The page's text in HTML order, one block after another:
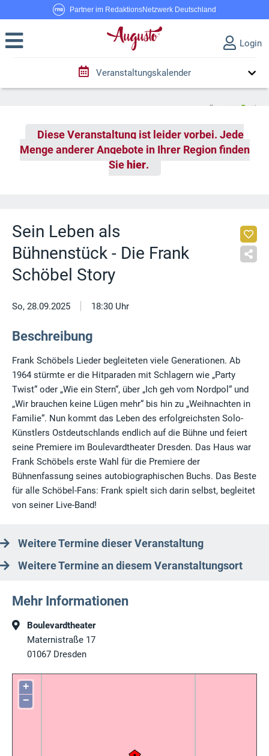
Partner im RedaktionsNetzwerk Deutschland
Login
Veranstaltungskalender
Diese Veranstaltung ist leider vorbei. Jede
Menge anderer Angebote in Ihrer Region finden
Sie hier.
Sein Leben als
Bühnenstück - Die Frank
Schöbel Story
So, 28.09.2025 | 18:30 Uhr
Beschreibung
Frank Schöbels Lieder begleiteten viele Generationen. Ab
1964 stürmte er die Hitparaden mit Schlagern wie „Party
Twist“ oder „Wie ein Stern“, über „Ich geh vom Nordpol“ und
„Wir brauchen keine Lügen mehr“ bis hin zu „Weihnachten in
Familie“. Nun kommt das Leben des erfolgreichsten Solo-
Künstlers Ostdeutschlands endlich auf die Bühne und feiert
seine Premiere im Boulevardtheater Dresden. Das Haus war
Frank Schöbels erste Wahl für die Premiere der
Bühnenfassung seines autobiographischen Buchs. Das Beste
für alle Schöbel-Fans: Frank spielt sich darin selbst, begleitet
von seiner Live-Band!
Weitere Termine dieser Veranstaltung
Weitere Termine an diesem Veranstaltungsort
Mehr Informationen
Boulevardtheater
Maternistraße 17
01067 Dresden
+
−